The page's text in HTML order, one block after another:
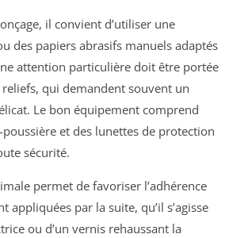
il convient d’utiliser une
des papiers abrasifs manuels adaptés
attention particulière doit être portée
qui demandent souvent un
Le bon équipement comprend
et des lunettes de protection
sécurité.
permet de favoriser l’adhérence
appliquées par la suite, qu’il s’agisse
ou d’un vernis rehaussant la